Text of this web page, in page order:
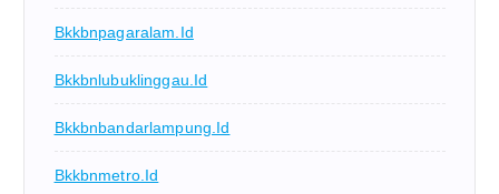
Bkkbnpagaralam.id
Bkkbnlubuklinggau.id
Bkkbnbandarlampung.id
Bkkbnmetro.id